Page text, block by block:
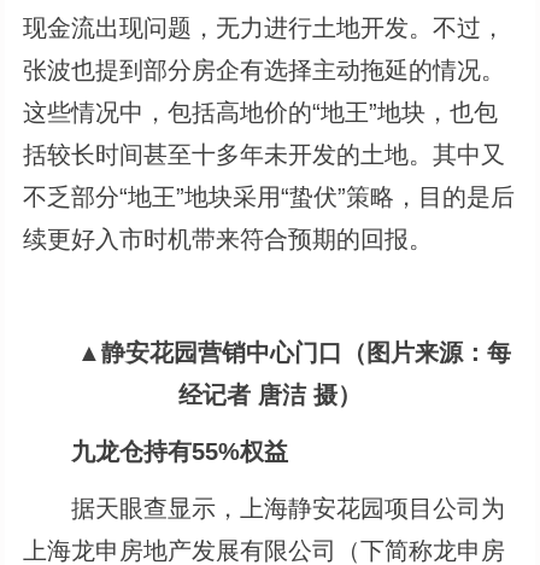
现金流出现问题，无力进行土地开发。不过，
张波也提到部分房企有选择主动拖延的情况。
这些情况中，包括高地价的“地王”地块，也包
括较长时间甚至十多年未开发的土地。其中又
不乏部分“地王”地块采用“蛰伏”策略，目的是后
续更好入市时机带来符合预期的回报。
▲静安花园营销中心门口（图片来源：每
经记者 唐洁 摄）
九龙仓持有55%权益
据天眼查显示，上海静安花园项目公司为
上海龙申房地产发展有限公司（下简称龙申房